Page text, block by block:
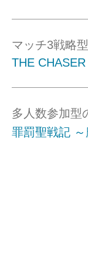
マッチ3戦略
THE CHASER
多人数参加型
罪罰聖戦記